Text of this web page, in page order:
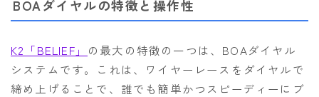
BOAダイヤルの特徴と操作性
K2「BELIEF」 の最大の特徴の一つは、BOAダイヤル
システムです。これは、ワイヤーレースをダイヤルで
締め上げることで、誰でも簡単かつスピーディーにブ